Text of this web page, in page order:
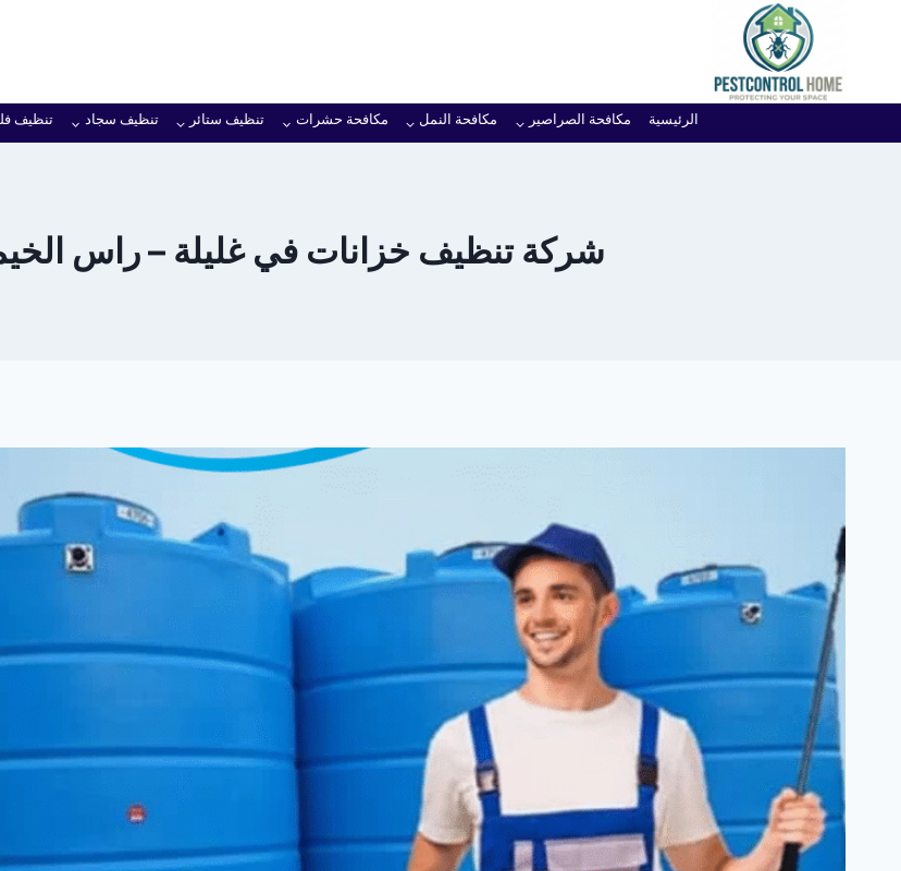
المحتوى
الرئيسية مكافحة الصراصير مكافحة النمل مكافحة حشرات تنظيف ستائر تنظيف سجاد تنظيف
شركة تنظيف خزانات في غليلة – راس الخيمة